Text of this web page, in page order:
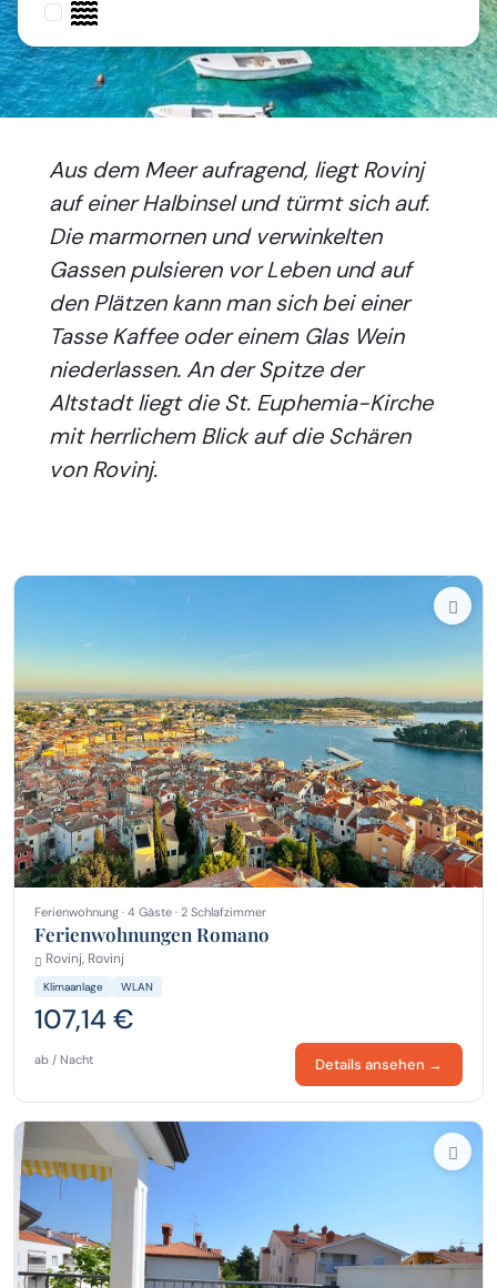
Aus dem Meer aufragend, liegt Rovinj
auf einer Halbinsel und türmt sich auf.
Die marmornen und verwinkelten
Gassen pulsieren vor Leben und auf
den Plätzen kann man sich bei einer
Tasse Kaffee oder einem Glas Wein
niederlassen. An der Spitze der
Altstadt liegt die St. Euphemia-Kirche
mit herrlichem Blick auf die Schären
von Rovinj.
Ferienwohnung · 4 Gäste · 2 Schlafzimmer
Ferienwohnungen Romano
Rovinj, Rovinj
Klimaanlage WLAN
107,14 €
ab / Nacht Details ansehen →